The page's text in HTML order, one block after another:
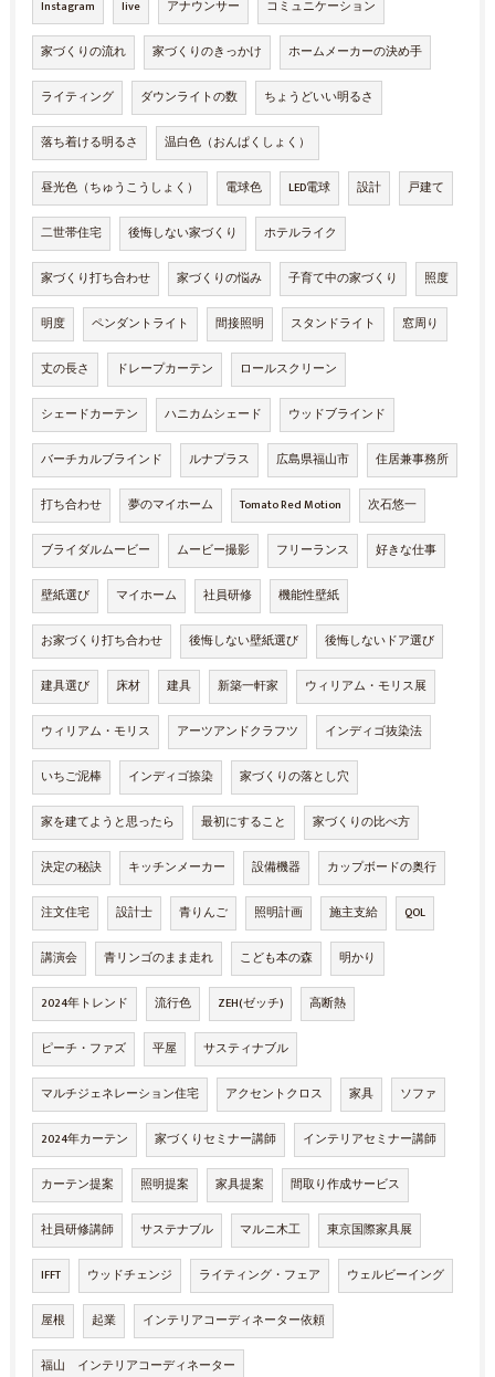
Instagram live アナウンサー コミュニケーション
家づくりの流れ 家づくりのきっかけ ホームメーカーの決め手
ライティング ダウンライトの数 ちょうどいい明るさ
落ち着ける明るさ 温白色（おんぱくしょく）
昼光色（ちゅうこうしょく） 電球色 LED電球 設計 戸建て
二世帯住宅 後悔しない家づくり ホテルライク
家づくり打ち合わせ 家づくりの悩み 子育て中の家づくり 照度
明度 ペンダントライト 間接照明 スタンドライト 窓周り
丈の長さ ドレープカーテン ロールスクリーン
シェードカーテン ハニカムシェード ウッドブラインド
バーチカルブラインド ルナプラス 広島県福山市 住居兼事務所
打ち合わせ 夢のマイホーム Tomato Red Motion 次石悠一
ブライダルムービー ムービー撮影 フリーランス 好きな仕事
壁紙選び マイホーム 社員研修 機能性壁紙
お家づくり打ち合わせ 後悔しない壁紙選び 後悔しないドア選び
建具選び 床材 建具 新築一軒家 ウィリアム・モリス展
ウィリアム・モリス アーツアンドクラフツ インディゴ抜染法
いちご泥棒 インディゴ捺染 家づくりの落とし穴
家を建てようと思ったら 最初にすること 家づくりの比べ方
決定の秘訣 キッチンメーカー 設備機器 カップボードの奥行
注文住宅 設計士 青りんご 照明計画 施主支給 QOL
講演会 青リンゴのまま走れ こども本の森 明かり
2024年トレンド 流行色 ZEH(ゼッチ) 高断熱
ピーチ・ファズ 平屋 サスティナブル
マルチジェネレーション住宅 アクセントクロス 家具 ソファ
2024年カーテン 家づくりセミナー講師 インテリアセミナー講師
カーテン提案 照明提案 家具提案 間取り作成サービス
社員研修講師 サステナブル マルニ木工 東京国際家具展
IFFT ウッドチェンジ ライティング・フェア ウェルビーイング
屋根 起業 インテリアコーディネーター依頼
福山 インテリアコーディネーター